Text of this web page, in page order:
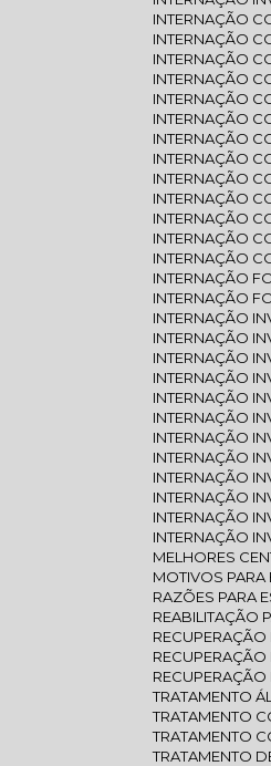
INTERNAÇÃO
INTERNAÇÃO
INTERNAÇÃO
INTERNAÇÃO
INTERNAÇÃO
INTERNAÇÃO
INTERNAÇÃO
INTERNAÇÃO
INTERNAÇÃO
INTERNAÇÃO
INTERNAÇÃO
INTERNAÇÃO
INTERNAÇÃO
INTERNAÇÃO
INTERNAÇÃO
INTERNAÇÃO
INTERNAÇÃO
INTERNAÇÃO
INTERNAÇÃO
INTERNAÇÃO
INTERNAÇÃO
INTERNAÇÃO
INTERNAÇÃO
INTERNAÇÃO
INTERNAÇÃO
INTERNAÇÃO
INTERNAÇÃO
MELHORES
MOTIVOS
RAZÕES PARA
TRATAMENTO
TRATAMENTO
TRATAMENTO
TRATAMENTO